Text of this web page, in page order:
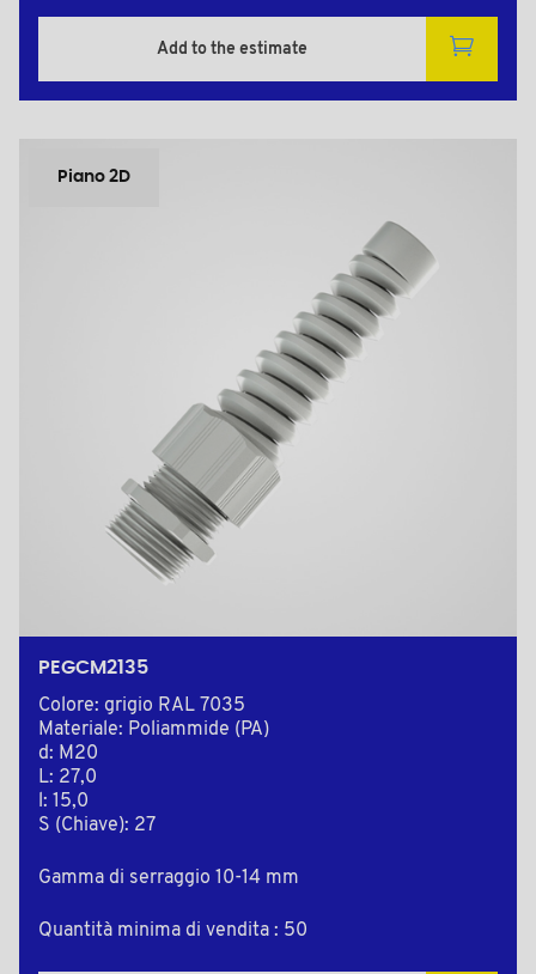
Add to the estimate
Piano 2D
PEGCM2135
Colore: grigio RAL 7035
Materiale: Poliammide (PA)
d: M20
L: 27,0
l: 15,0
S (Chiave): 27
Gamma di serraggio 10-14 mm
Quantità minima di vendita : 50